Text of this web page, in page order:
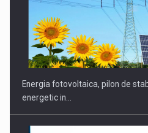
CEO Conference - Shaping The
Energia fotovoltaica, pilon de
energetic in…